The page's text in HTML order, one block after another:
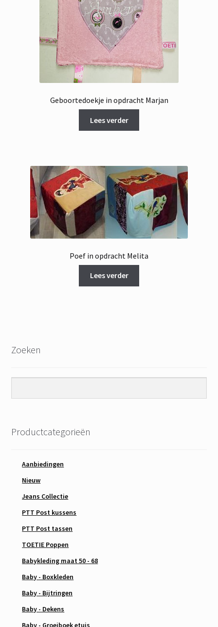
Geboortedoekje in opdracht Marjan
Lees verder
Poef in opdracht Melita
Lees verder
Zoeken
Productcategorieën
Aanbiedingen
Nieuw
Jeans Collectie
PTT Post kussens
PTT Post tassen
TOETIE Poppen
Babykleding maat 50 - 68
Baby - Boxkleden
Baby - Bijtringen
Baby - Dekens
Baby - Groeiboek etuis